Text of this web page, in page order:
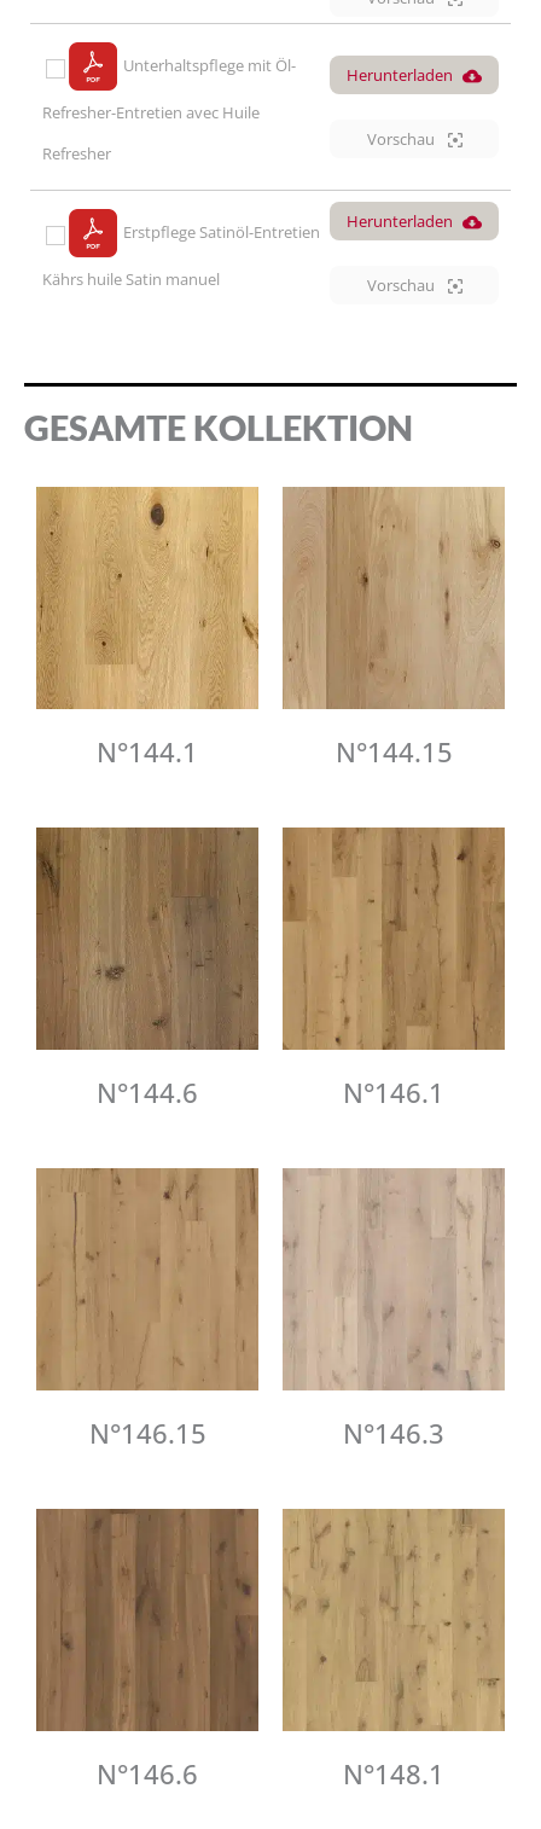
Unterhaltspflege mit Öl-
Refresher-Entretien avec Huile
Refresher
Herunterladen
Vorschau
Erstpflege Satinöl-Entretien
Kährs huile Satin manuel
Herunterladen
Vorschau
GESAMTE KOLLEKTION
N°144.1 N°144.15
N°144.6 N°146.1
N°146.15 N°146.3
N°146.6 N°148.1